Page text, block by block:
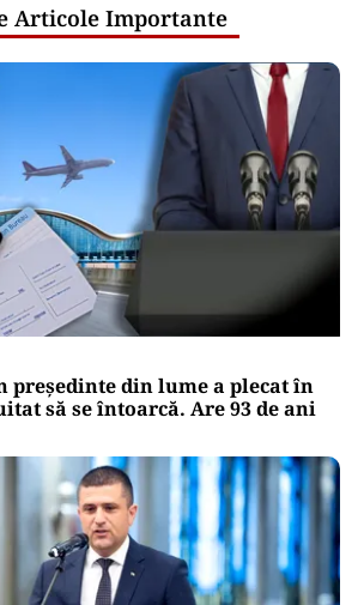
Articole Importante
președinte din lume a plecat în
să se întoarcă. Are 93 de ani